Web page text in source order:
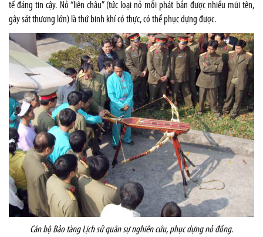
tế đáng tin cậy. Nỏ “liên châu” (tức loại nỏ mỗi phát bắn được nhiều mũi tên,
gây sát thương lớn) là thứ binh khí có thực, có thể phục dựng được.
Cán bộ Bảo tàng Lịch sử quân sự nghiên cứu, phục dựng nỏ đồng.